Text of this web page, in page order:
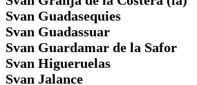
Svan Guadasequies
Svan Guadassuar
Svan Guardamar de la Safor
Svan Higueruelas
Svan Jalance